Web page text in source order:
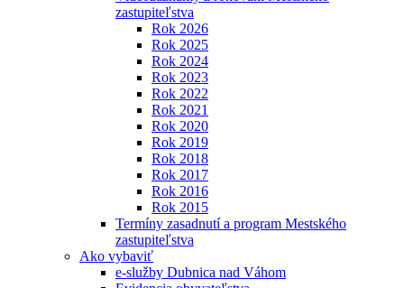
zastupiteľstva
Rok 2026
Rok 2025
Rok 2024
Rok 2023
Rok 2022
Rok 2021
Rok 2020
Rok 2019
Rok 2018
Rok 2017
Rok 2016
Rok 2015
Termíny zasadnutí a program Mestského
zastupiteľstva
Ako vybaviť
e-služby Dubnica nad Váhom